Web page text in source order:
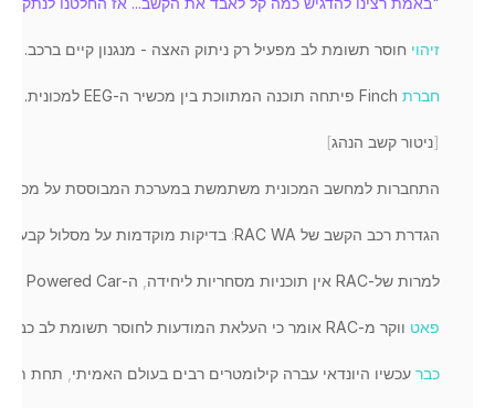
זיהוי חוסר תשומת לב מפעיל רק ניתוק האצה - מנגנון קיים ברכב.
חברת Finch פיתחה תוכנה המתווכת בין מכשיר ה-
EEG למכונית.
[ניטור קשב הנהג]
התחברות למחשב המכונית משתמשת במערכת המבוססת על
הגדרת רכב הקשב של RAC WA
: בדיקות מוקדמות על מסלול קבעו
למרות של-
RAC אין תוכניות מסחריות ליחידה ה-
Powered Car
פאט ווקר מ-
RAC אומר כי העלאת המודעות לחוסר תשומת לב
כבר עכשיו היונדאי עברה קילומטרים רבים בעולם האמיתי תחת